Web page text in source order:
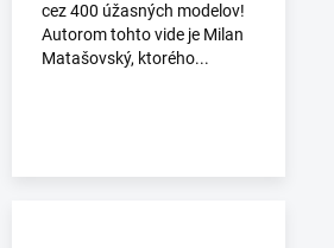
cez 400 úžasných modelov!
Autorom tohto vide je Milan
Matašovský, ktorého...